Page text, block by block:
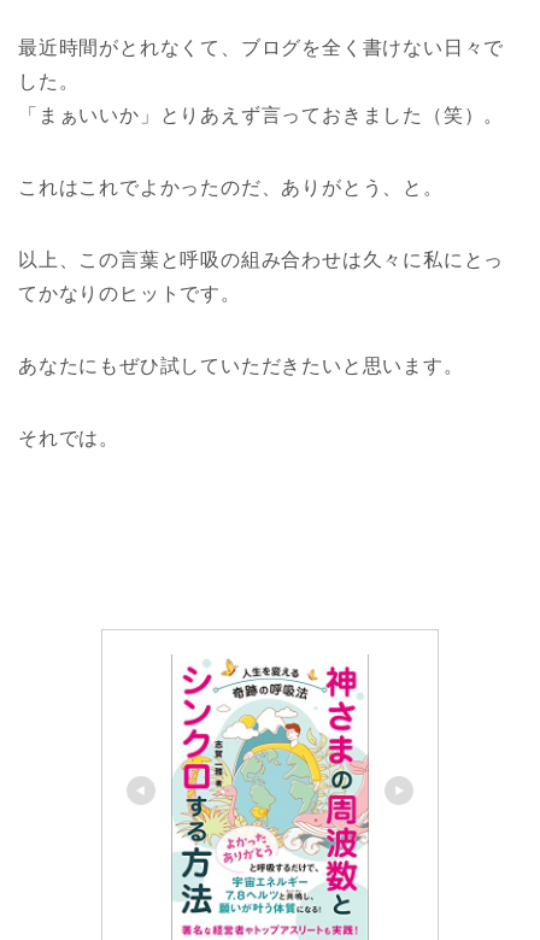
最近時間がとれなくて、ブログを全く書けない日々で
した。
「まぁいいか」とりあえず言っておきました（笑）。
これはこれでよかったのだ、ありがとう、と。
以上、この言葉と呼吸の組み合わせは久々に私にとっ
てかなりのヒットです。
あなたにもぜひ試していただきたいと思います。
それでは。